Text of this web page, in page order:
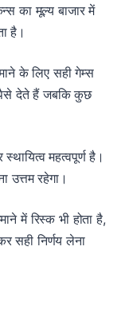
का मूल्य बाजार में
है।
के लिए सही गेम्स
पैसे देते हैं जबकि कुछ
महत्वपूर्ण है।
उत्तम रहेगा।
में रिस्क भी होता है,
सही निर्णय लेना